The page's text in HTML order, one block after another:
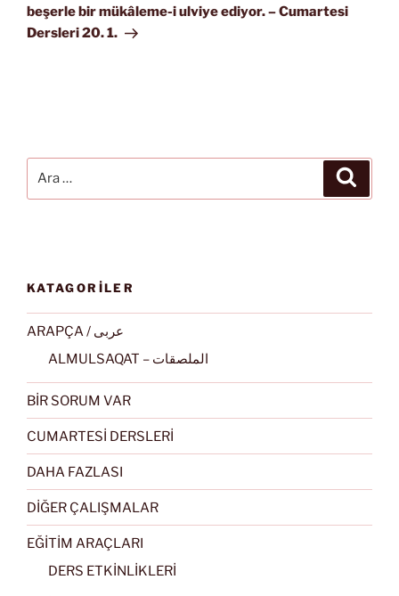
beşerle bir mükâleme-i ulviye ediyor. – Cumartesi
Dersleri 20. 1.
KATAGORİLER
ARAPÇA / عربى
ALMULSAQAT – الملصقات
BİR SORUM VAR
CUMARTESİ DERSLERİ
DAHA FAZLASI
DİĞER ÇALIŞMALAR
EĞİTİM ARAÇLARI
DERS ETKİNLİKLERİ